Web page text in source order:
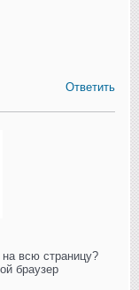
Ответить
всю страницу?
браузер